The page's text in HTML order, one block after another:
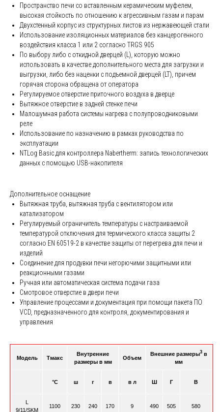
Пространство печи со вставленным керамическим муфелем,
высокая стойкость по отношению к агрессивным газам и парам
Двухстенный корпус из структурных листов из нержавеющей стали
Использование изоляционных материалов без канцерогенного
воздействия класса 1 или 2 согласно TRGS 905
По выбору либо с откидной дверцей (L), которую можно
использовать в качестве дополнительного места для загрузки и
выгрузки, либо без наценки с подъемной дверцей (LT), причем
горячая сторона обращена от оператора
Регулируемое отверстие приточного воздуха в дверце
Вытяжное отверстие в задней стенке печи
Малошумная работа системы нагрева с полупроводниковыми
реле
Использование по назначению в рамках руководства по
эксплуатации
NTLog Basic для контроллера Nabertherm: запись технологических
данных с помощью USB-накопителя
Дополнительное оснащение
Вытяжная труба, вытяжная труба с вентилятором или
катализатором
Регулируемый ограничитель температуры с настраиваемой
температурой отключения для термического класса защиты 2
согласно EN 60519-2 в качестве защиты от перегрева для печи и
изделий
Соединение для продувки печи негорючими защитными или
реакционными газами
Ручная или автоматическая система подачи газа
Смотровое отверстие в двери печи
Управление процессами и документация при помощи пакета ПО
VCD, предназначенного для контроля, документирования и
управления
Модель Tмакс
Внутренние
размеры в мм
Объем
Внешние размеры3в
мм
°C ш г в в л Ш Г В
L
9/11/SKM
1100 230 240 170 9 490 505 580